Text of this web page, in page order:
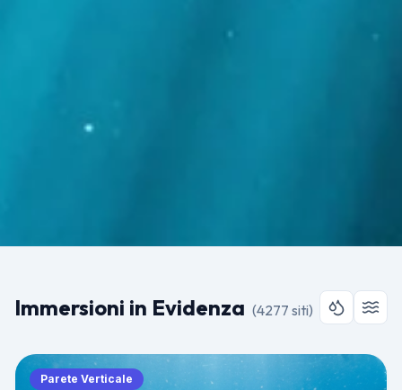
Immersioni in Evidenza (4277 siti)
Parete Verticale